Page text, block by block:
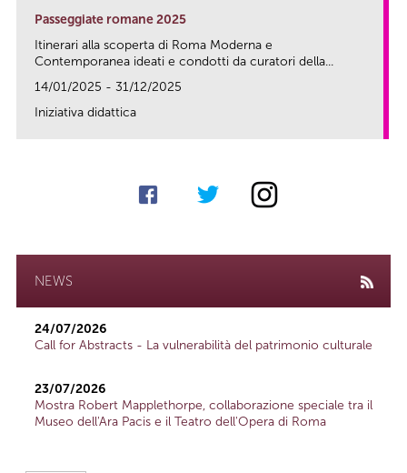
Passeggiate romane 2025
Itinerari alla scoperta di Roma Moderna e
Contemporanea ideati e condotti da curatori della...
14/01/2025 - 31/12/2025
Iniziativa didattica
NEWS
24/07/2026
Call for Abstracts - La vulnerabilità del patrimonio culturale
23/07/2026
Mostra Robert Mapplethorpe, collaborazione speciale tra il
Museo dell'Ara Pacis e il Teatro dell'Opera di Roma